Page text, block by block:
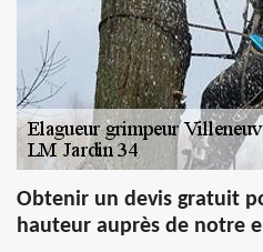
Obtenir un devis gratuit
hauteur auprès de notre